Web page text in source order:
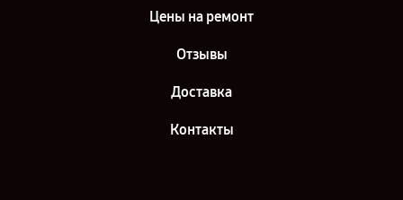
Цены на ремонт
Отзывы
Доставка
Контакты